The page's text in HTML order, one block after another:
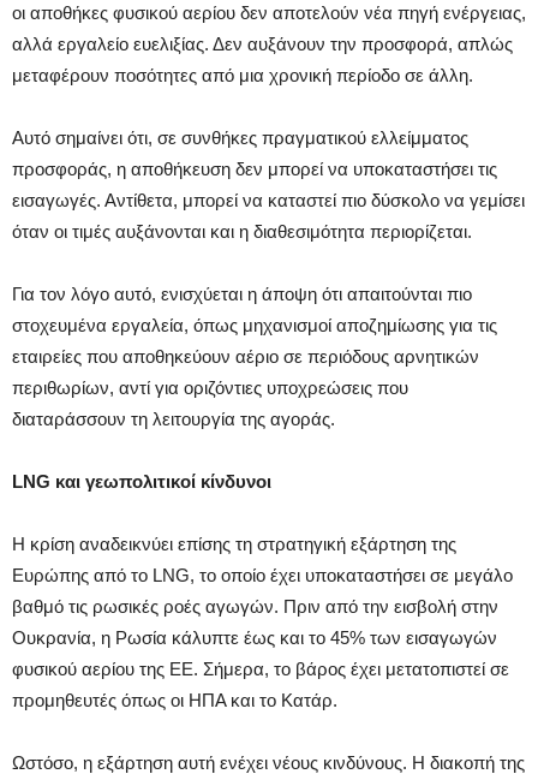
οι αποθήκες φυσικού αερίου δεν αποτελούν νέα πηγή ενέργειας,
αλλά εργαλείο ευελιξίας. Δεν αυξάνουν την προσφορά, απλώς
μεταφέρουν ποσότητες από μια χρονική περίοδο σε άλλη.
Αυτό σημαίνει ότι, σε συνθήκες πραγματικού ελλείμματος
προσφοράς, η αποθήκευση δεν μπορεί να υποκαταστήσει τις
εισαγωγές. Αντίθετα, μπορεί να καταστεί πιο δύσκολο να γεμίσει
όταν οι τιμές αυξάνονται και η διαθεσιμότητα περιορίζεται.
Για τον λόγο αυτό, ενισχύεται η άποψη ότι απαιτούνται πιο
στοχευμένα εργαλεία, όπως μηχανισμοί αποζημίωσης για τις
εταιρείες που αποθηκεύουν αέριο σε περιόδους αρνητικών
περιθωρίων, αντί για οριζόντιες υποχρεώσεις που
διαταράσσουν τη λειτουργία της αγοράς.
LNG και γεωπολιτικοί κίνδυνοι
Η κρίση αναδεικνύει επίσης τη στρατηγική εξάρτηση της
Ευρώπης από το LNG, το οποίο έχει υποκαταστήσει σε μεγάλο
βαθμό τις ρωσικές ροές αγωγών. Πριν από την εισβολή στην
Ουκρανία, η Ρωσία κάλυπτε έως και το 45% των εισαγωγών
φυσικού αερίου της ΕΕ. Σήμερα, το βάρος έχει μετατοπιστεί σε
προμηθευτές όπως οι ΗΠΑ και το Κατάρ.
Ωστόσο, η εξάρτηση αυτή ενέχει νέους κινδύνους. Η διακοπή της